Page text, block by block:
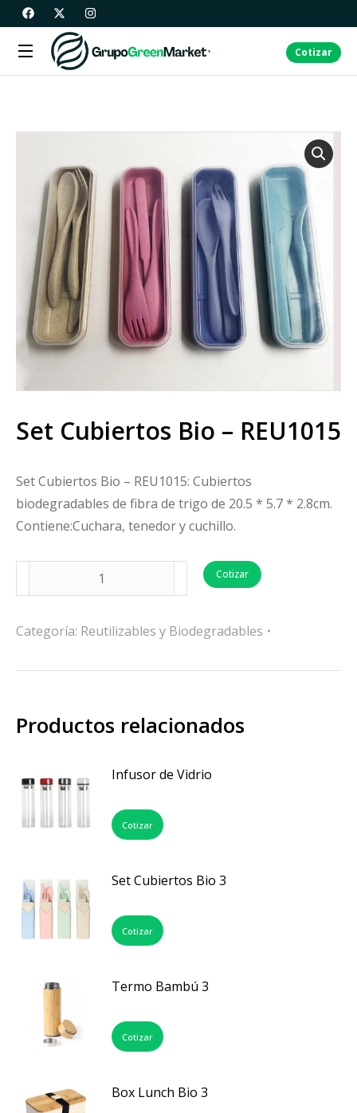
Cotizar
Set Cubiertos Bio – REU1015
Set Cubiertos Bio – REU1015: Cubiertos
biodegradables de fibra de trigo de 20.5 * 5.7 * 2.8cm.
Contiene:Cuchara, tenedor y cuchillo.
Cotizar
Categoría: Reutilizables y Biodegradables
Productos relacionados
Infusor de Vidrio
Cotizar
Set Cubiertos Bio 3
Cotizar
Termo Bambú 3
Cotizar
Box Lunch Bio 3